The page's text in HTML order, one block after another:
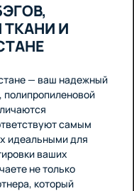
И
— ваш надежный
полипропиленовой
самым
идеальными для
ваших
не только
который